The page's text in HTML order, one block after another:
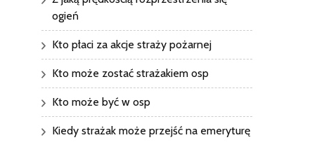
ogień
Kto płaci za akcje straży pożarnej
Kto może zostać strażakiem osp
Kto może być w osp
Kiedy strażak może przejść na emeryturę